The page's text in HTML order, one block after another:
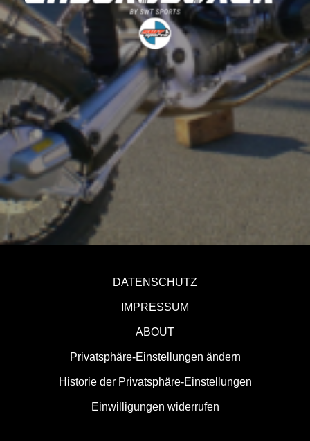
DATENSCHUTZ
IMPRESSUM
ABOUT
Privatsphäre-Einstellungen ändern
Historie der Privatsphäre-Einstellungen
Einwilligungen widerrufen